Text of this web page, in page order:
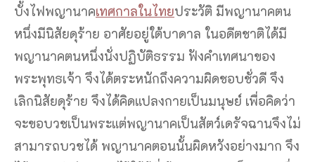
บั้งไฟพญานาคเทศกาลในไทยประวัติ มีพญานาคตน
หนึ่งมีนิสัยดุร้าย อาศัยอยู่ใต้บาดาล ในอดีตชาติได้มี
พญานาคตนหนึ่งนั่งปฏิบัติธรรม ฟังคำเทศนาของ
พระพุทธเจ้า จึงได้ตระหนักถึงความผิดชอบชั่วดี จึง
เลิกนิสัยดุร้าย จึงได้คิดแปลงกายเป็นมนุษย์ เพื่อคิดว่า
จะขอบวชเป็นพระแต่พญานาคเป็นสัตว์เดรัจฉานจึงไม่
สามารถบวชได้ พญานาคตอนนั้นผิดหวังอย่างมาก จึง